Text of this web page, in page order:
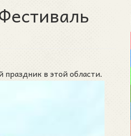
в этой области.